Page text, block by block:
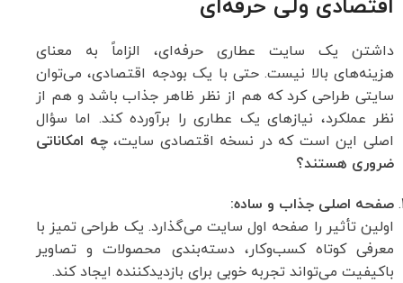
اقتصادی ولی حرفه‌ای
داشتن یک سایت عطاری حرفه‌ای، الزاماً به معنای
هزینه‌های بالا نیست. حتی با یک بودجه اقتصادی، می‌توان
سایتی طراحی کرد که هم از نظر ظاهر جذاب باشد و هم از
نظر عملکرد، نیازهای یک عطاری را برآورده کند. اما سؤال
اصلی این است که در نسخه اقتصادی سایت،چه امکاناتی
ضروری هستند؟
صفحه اصلی جذاب و ساده:
اولین تأثیر را صفحه اول سایت می‌گذارد. یک طراحی تمیز با
معرفی کوتاه کسب‌وکار، دسته‌بندی محصولات و تصاویر
باکیفیت می‌تواند تجربه خوبی برای بازدیدکننده ایجاد کند.